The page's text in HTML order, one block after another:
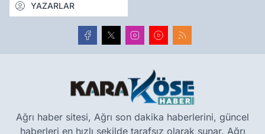
YAZARLAR
Ağrı haber sitesi, Ağrı son dakika haberlerini, güncel
haberleri en hızlı şekilde tarafsız olarak sunar. Ağrı